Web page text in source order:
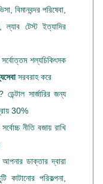
বিমানবন্দর পরিষেবা,
ল্যাব টেস্ট ইত্যাদির
সর্বোত্তম শল্যচিকিৎসক
সরবরাহ করে
ডেন্টাল সার্জারির জন্য
30%
নীতি বজায় রাখি
ডাক্তার দ্বারা
কাটানোর পরিকল্পনা,